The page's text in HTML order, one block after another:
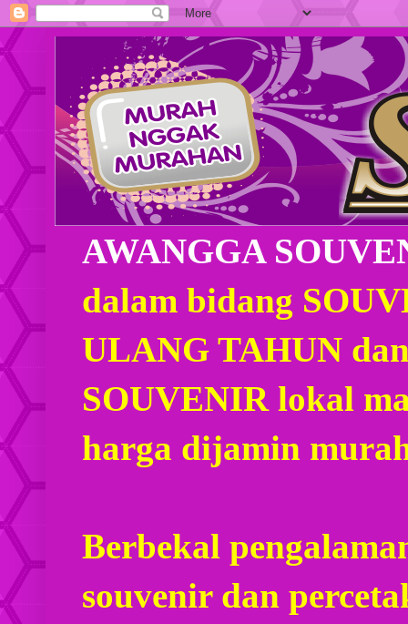
AWANGGA
dalam bidang
ULANG TAHUN
SOUVENIR lokal
harga dijamin
Berbekal
souvenir dan